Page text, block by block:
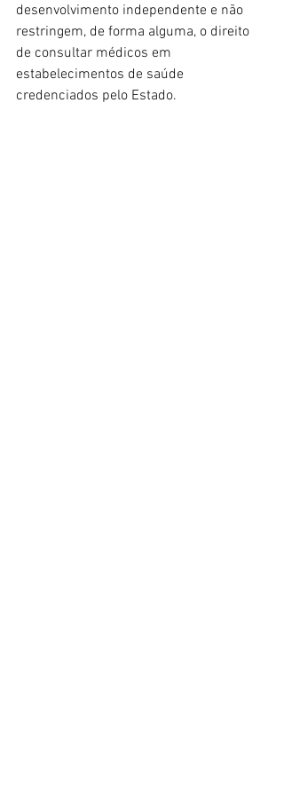
desenvolvimento independente e não
restringem, de forma alguma, o direito
de consultar médicos em
estabelecimentos de saúde
credenciados pelo Estado.